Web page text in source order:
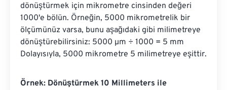
dönüştürmek için mikrometre cinsinden değeri
1000'e bölün. Örneğin, 5000 mikrometrelik bir
ölçümünüz varsa, bunu aşağıdaki gibi milimetreye
dönüştürebilirsiniz: 5000 µm ÷ 1000 = 5 mm
Dolayısıyla, 5000 mikrometre 5 milimetreye eşittir.
Örnek: Dönüştürmek 10 Millimeters ile